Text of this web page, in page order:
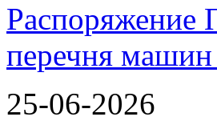
Распоряжение
перечня
25-06-2026